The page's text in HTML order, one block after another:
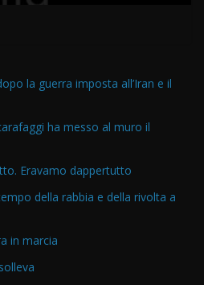
la guerra imposta all’Iran e il
ha messo al muro il
Eravamo dappertutto
della rabbia e della rivolta a
in marcia